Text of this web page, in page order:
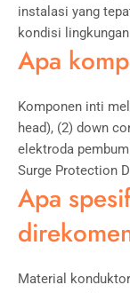
instalasi yang
kondisi
Apa
Komponen inti
head), (2) down
elektroda
Surge Protection
Apa
Material